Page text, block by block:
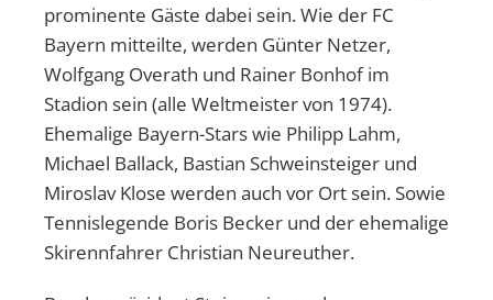
prominente Gäste dabei sein. Wie der FC
Bayern mitteilte, werden Günter Netzer,
Wolfgang Overath und Rainer Bonhof im
Stadion sein (alle Weltmeister von 1974).
Ehemalige Bayern-Stars wie Philipp Lahm,
Michael Ballack, Bastian Schweinsteiger und
Miroslav Klose werden auch vor Ort sein. Sowie
Tennislegende Boris Becker und der ehemalige
Skirennfahrer Christian Neureuther.